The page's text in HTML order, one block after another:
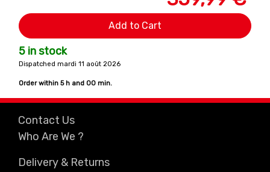
Add to Cart
5 in stock
Dispatched mardi 11 août 2026
Order within 5 h and 00 min.
Contact Us
Who Are We ?
Delivery & Returns